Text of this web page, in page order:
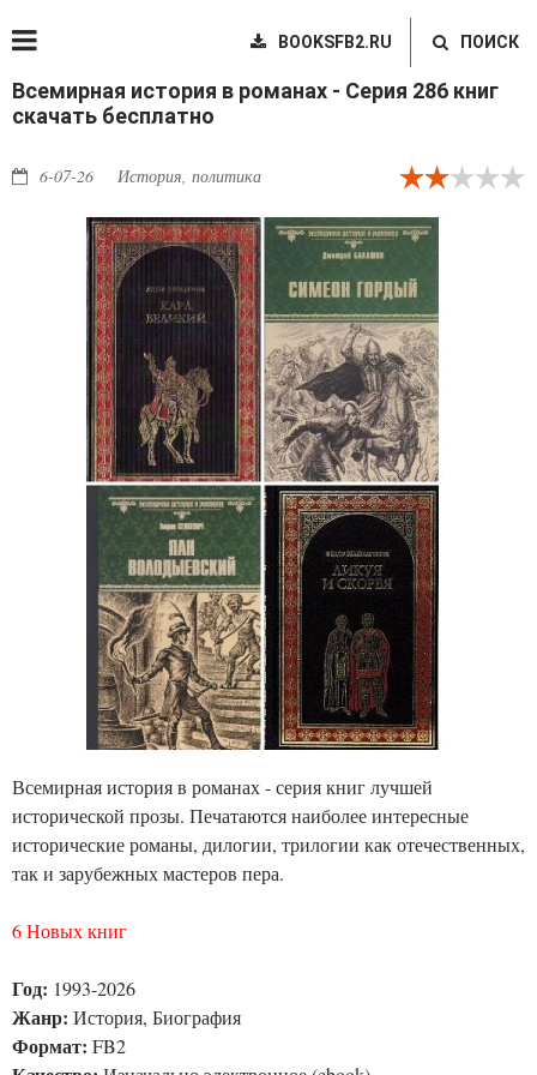
BOOKSFB2.RU ПОИСК
Всемирная история в романах - Серия 286 книг
скачать бесплатно
6-07-26 История, политика
Всемирная история в романах - серия книг лучшей
исторической прозы. Печатаются наиболее интересные
исторические романы, дилогии, трилогии как отечественных,
так и зарубежных мастеров пера.
6 Новых книг
Год: 1993-2026
Жанр: История, Биография
Формат: FB2